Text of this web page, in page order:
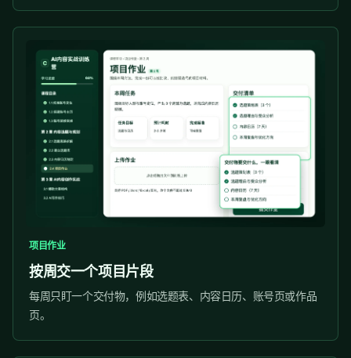
项目作业
按周交一个项目片段
每周只盯一个交付物，例如选题表、内容日历、账号页或作品
页。